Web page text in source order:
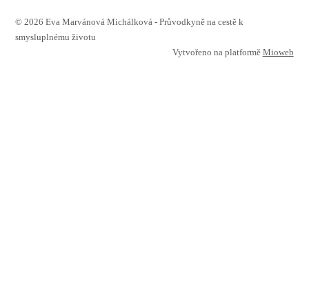
© 2026 Eva Marvánová Michálková - Průvodkyně na cestě k
smysluplnému životu
Vytvořeno na platformě Mioweb